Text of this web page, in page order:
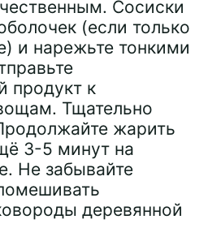
Сосиски
(если только
и нарежьте тонкими
продукт к
Тщательно
жарить
3-5 минут на
Не забывайте
деревянной